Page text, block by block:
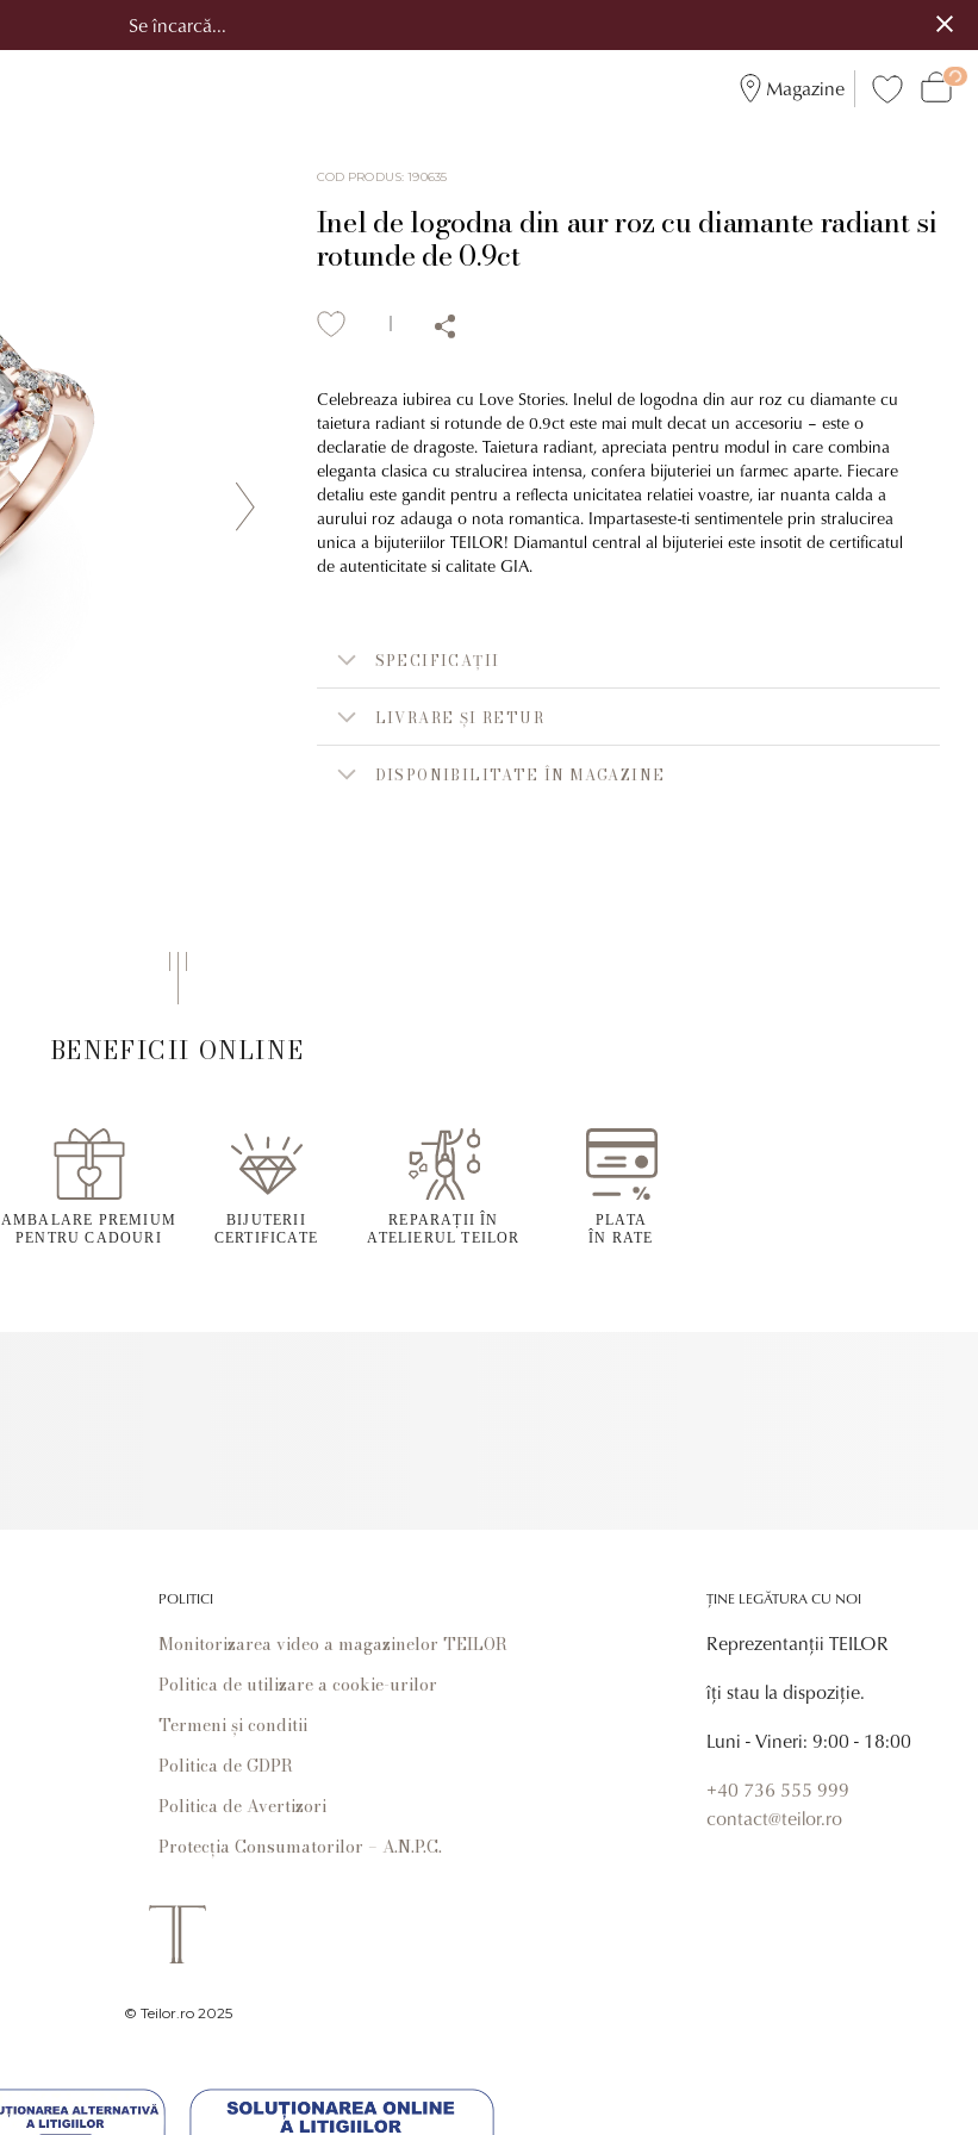
Se încarcă...
Magazine
COD PRODUS:190635
Inel de logodna din aur roz cu diamante radiant si
rotunde de 0.9ct
Celebreaza iubirea cu Love Stories. Inelul de logodna din aur roz cu diamante cu
taietura radiant si rotunde de 0.9ct este mai mult decat un accesoriu – este o
declaratie de dragoste. Taietura radiant, apreciata pentru modul in care combina
eleganta clasica cu stralucirea intensa, confera bijuteriei un farmec aparte. Fiecare
detaliu este gandit pentru a reflecta unicitatea relatiei voastre, iar nuanta calda a
aurului roz adauga o nota romantica. Impartaseste-ti sentimentele prin stralucirea
unica a bijuteriilor TEILOR! Diamantul central al bijuteriei este insotit de certificatul
de autenticitate si calitate GIA.
SPECIFICAȚII
LIVRARE ȘI RETUR
DISPONIBILITATE ÎN MAGAZINE
BENEFICII ONLINE
AMBALARE PREMIUM
PENTRU CADOURI
BIJUTERII
CERTIFICATE
REPARAȚII ÎN
ATELIERUL TEILOR
PLATA
ÎN RATE
POLITICI
Monitorizarea video a magazinelor TEILOR
Politica de utilizare a cookie-urilor
Termeni și conditii
Politica de GDPR
Politica de Avertizori
Protecția Consumatorilor – A.N.P.C.
ȚINE LEGĂTURA CU NOI
Reprezentanții TEILOR
îți stau la dispoziție.
Luni - Vineri: 9:00 - 18:00
+40 736 555 999
contact@teilor.ro
© Teilor.ro 2025